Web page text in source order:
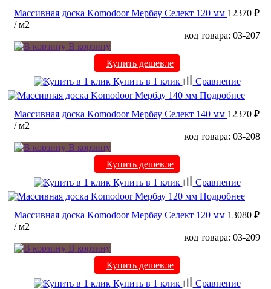
Массивная доска Komodoor Мербау Селект 120 мм 12370 ₽
/ м2
код товара: 03-207
В корзину
Купить дешевле
Купить в 1 клик
Сравнение
Подробнее
Массивная доска Komodoor Мербау Селект 140 мм 12370 ₽
/ м2
код товара: 03-208
В корзину
Купить дешевле
Купить в 1 клик
Сравнение
Подробнее
Массивная доска Komodoor Мербау Селект 120 мм 13080 ₽
/ м2
код товара: 03-209
В корзину
Купить дешевле
Купить в 1 клик
Сравнение